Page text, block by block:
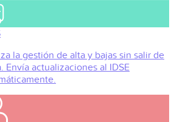
la gestión de alta y bajas sin salir de
Envía actualizaciones al IDSE